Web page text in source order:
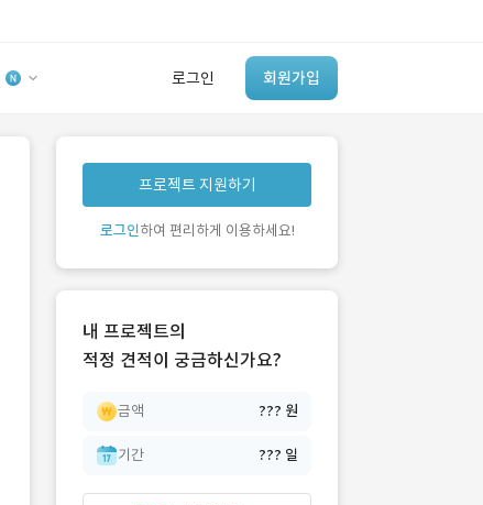
로그인 회원가입
유사사례 검색 AI
‘이런 거’ 만들어본
개발 회사 있어?
프로젝트 지원하기
로그인하여 편리하게 이용하세요!
내 프로젝트의
적정 견적이 궁금하신가요?
금액 ??? 원
기간 ??? 일